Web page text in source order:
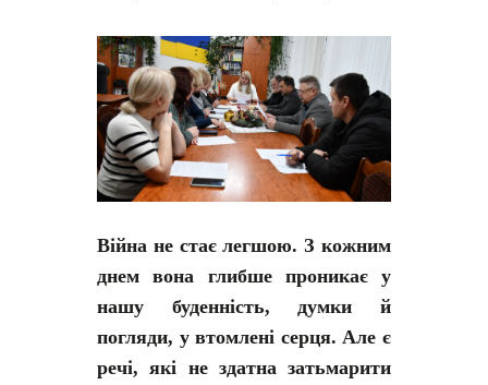
Війна не стає легшою. З кожним
днем вона глибше проникає у
нашу буденність, думки й
погляди, у втомлені серця. Але є
речі, які не здатна затьмарити